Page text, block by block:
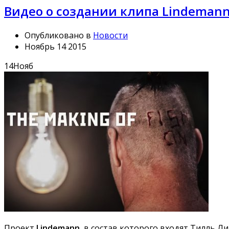
Видео о создании клипа
Опубликовано в Новости
Ноябрь 14 2015
14Нояб